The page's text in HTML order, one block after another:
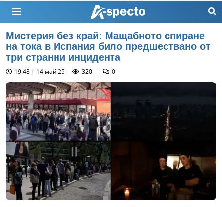
Мистерия без край: Мащабното спиране
на тока в Испания било предшествано от
три странни инцидента
19:48 | 14 май 25 320 0